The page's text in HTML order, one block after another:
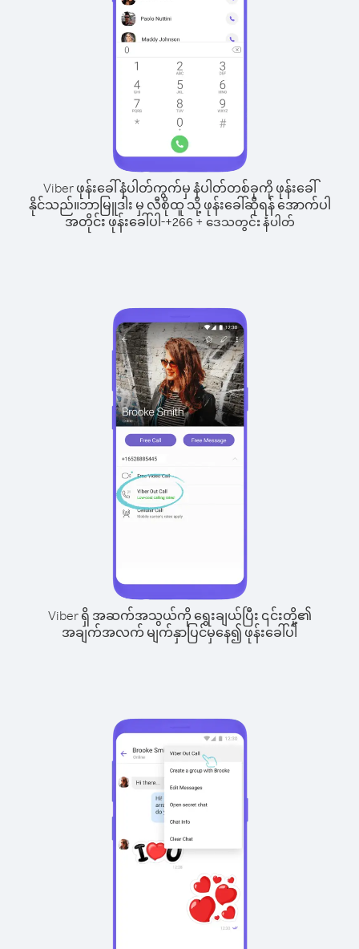
Viber ဖုန်းခေါ်နံပါတ်ကွက်မှ နံပါတ်တစ်ခုကို ဖုန်းခေါ်
နိုင်သည်။ဘာမြူဒါး မှ လီစိုထူ သို့ ဖုန်းခေါ်ဆိုရန် အောက်ပါ
အတိုင်း ဖုန်းခေါ်ပါ-+266 + ဒေသတွင်း နံပါတ်
Viber ရှိ အဆက်အသွယ်ကို ရွေးချယ်ပြီး ၎င်းတို့၏
အချက်အလက် မျက်နှာပြင်မှနေ၍ ဖုန်းခေါ်ပါ